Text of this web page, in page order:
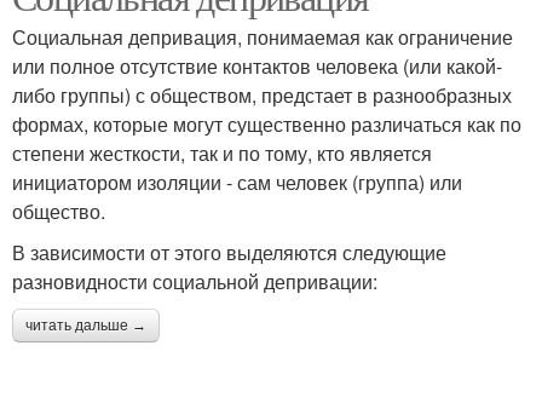
Социальная депривация, понимаемая как ограничение
или полное отсутствие контактов человека (или какой-
либо группы) с обществом, предстает в разнообразных
формах, которые могут существенно различаться как по
степени жесткости, так и по тому, кто является
инициатором изоляции - сам человек (группа) или
общество.
В зависимости от этого выделяются следующие
разновидности социальной депривации:
читать дальше →